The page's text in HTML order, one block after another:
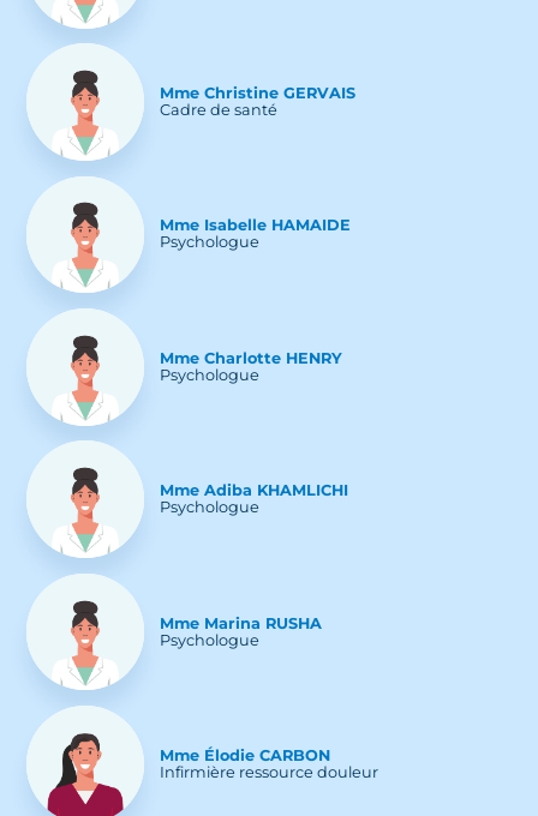
Mme Christine GERVAIS
Cadre de santé
Mme Isabelle HAMAIDE
Psychologue
Mme Charlotte HENRY
Psychologue
Mme Adiba KHAMLICHI
Psychologue
Mme Marina RUSHA
Psychologue
Mme Élodie CARBON
Infirmière ressource douleur